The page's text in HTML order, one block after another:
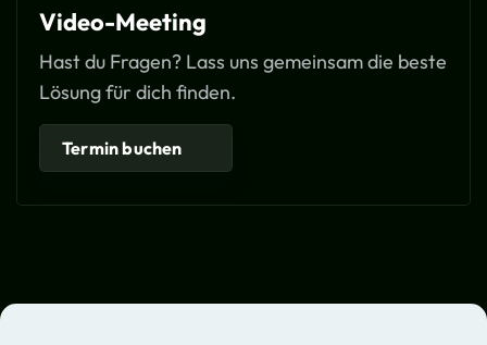
Video-Meeting
Hast du Fragen? Lass uns gemeinsam die beste
Lösung für dich finden.
Termin buchen